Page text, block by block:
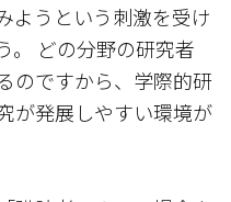
ようという刺激を受け
。 どの分野の研究者
のですから、学際的研
が発展しやすい環境が